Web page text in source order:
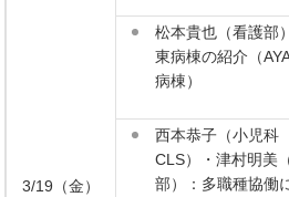
3/19（金）
松本貴也（看護部
東病棟の紹介（
病棟）
西本恭子（小児科
CLS）・津村明美
部）：多職種協働